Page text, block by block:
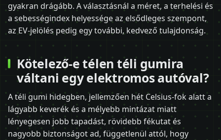
gyakran drágább. A választásnál a méret, a terhelési és
a sebességindex helyessége az elsődleges szempont,
az EV-jelölés pedig egy további, kedvező tulajdonság.
Kötelező-e télen téli gumira
váltani egy elektromos autóval?
A téli gumi hidegben, jellemzően hét Celsius-fok alatt a
lágyabb keverék és a mélyebb mintázat miatt
lényegesen jobb tapadást, rövidebb fékutat és
nagyobb biztonságot ad, függetlenül attól, hogy